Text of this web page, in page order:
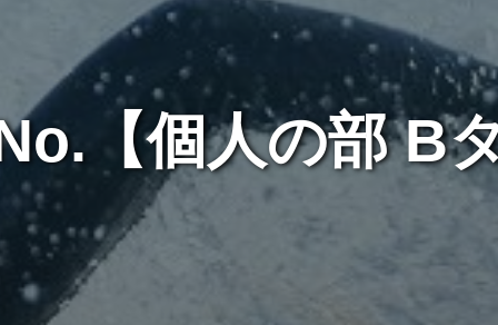
【個人の部 B